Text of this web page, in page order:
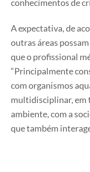
conhecimentos de
A expectativa, de
outras áreas
que o profissional
“Principalmente
com organismos
multidisciplinar, em
ambiente, com a
que também